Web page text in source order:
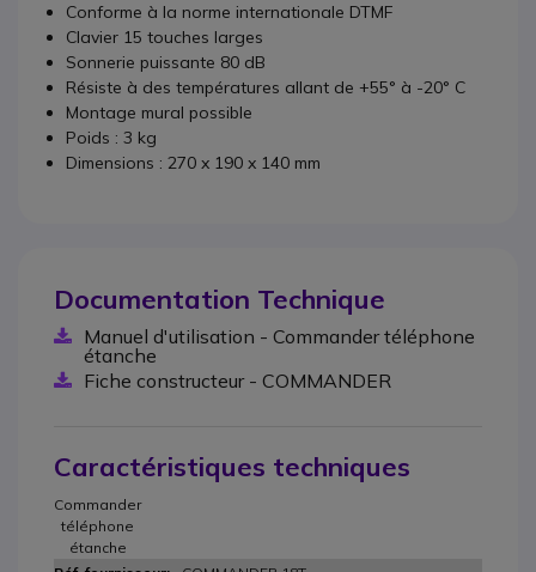
Conforme à la norme internationale DTMF
Clavier 15 touches larges
Sonnerie puissante 80 dB
Résiste à des températures allant de +55° à -20° C
Montage mural possible
Poids : 3 kg
Dimensions : 270 x 190 x 140 mm
Documentation Technique
Manuel d'utilisation - Commander téléphone
étanche
Fiche constructeur - COMMANDER
Caractéristiques techniques
Commander
téléphone
étanche